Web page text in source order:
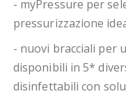
- myPressure per
pressurizzazione
- nuovi bracciali per
disponibili in 5*
disinfettabili con